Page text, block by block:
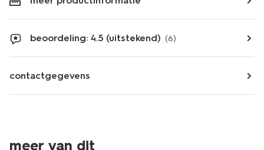
beoordeling: 4.5 (uitstekend) (6)
contactgegevens
meer van dit